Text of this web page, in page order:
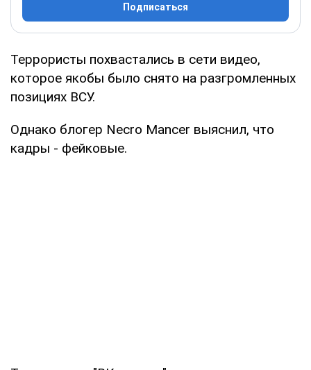
Подписаться
Террористы похвастались в сети видео,
которое якобы было снято на разгромленных
позициях ВСУ.
Однако блогер Necro Mancer‏ выяснил, что
кадры - фейковые.